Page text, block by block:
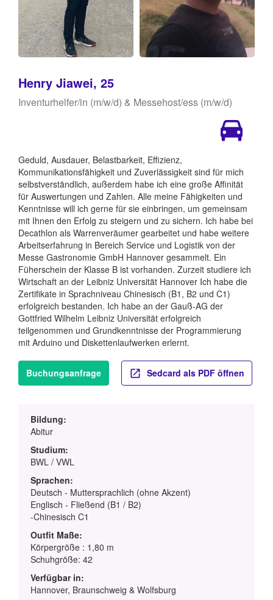
Henry Jiawei, 25
Inventurhelfer/in (m/w/d) & Messehost/ess (m/w/d)
Geduld, Ausdauer, Belastbarkeit, Effizienz,
Kommunikationsfähigkeit und Zuverlässigkeit sind für mich
selbstverständlich, außerdem habe ich eine große Affinität
für Auswertungen und Zahlen. Alle meine Fähigkeiten und
Kenntnisse will ich gerne für sie einbringen, um gemeinsam
mit Ihnen den Erfolg zu steigern und zu sichern. Ich habe bei
Decathlon als Warrenveräumer gearbeitet und habe weitere
Arbeitserfahrung in Bereich Service und Logistik von der
Messe Gastronomie GmbH Hannover gesammelt. Ein
Füherschein der Klasse B ist vorhanden. Zurzeit studiere ich
Wirtschaft an der Leibniz Universität Hannover Ich habe die
Zertifikate in Sprachniveau Chinesisch (B1, B2 und C1)
erfolgreich bestanden. Ich habe an der Gauß-AG der
Gottfried Wilhelm Leibniz Universität erfolgreich
teilgenommen und Grundkenntnisse der Programmierung
mit Arduino und Diskettenlaufwerken erlernt.
Buchungsanfrage Sedcard als PDF öffnen
Bildung:
Abitur
Studium:
BWL / VWL
Sprachen:
Deutsch - Muttersprachlich (ohne Akzent)
Englisch - Fließend (B1 / B2)
-Chinesisch C1
Outfit Maße:
Körpergröße : 1,80 m
Schuhgröße: 42
Verfügbar in:
Hannover, Braunschweig & Wolfsburg